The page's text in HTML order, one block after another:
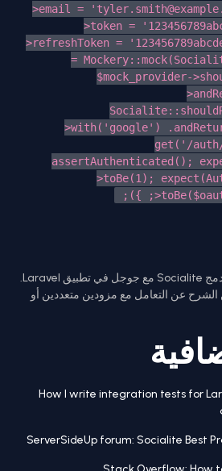
>email = '
>token =
>refreshToken =
=
$mock_provider-
>with('google')
get('/
assertAuthenticated();
>toBe(1);
ده كان شرح بسيط لكيفية دمج Socialite مع جوجل في تطبيق Laravel.
عن التعامل مع مزودين متعددين أو
How I write integration tests for
ServerSideUp forum: Socialite Best